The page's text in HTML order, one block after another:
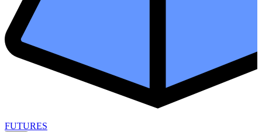
FUTURES